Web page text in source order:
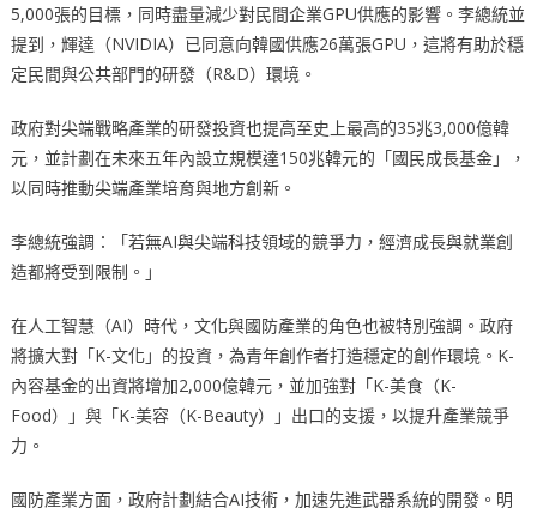
5,000張的目標，同時盡量減少對民間企業GPU供應的影響。李總統並
提到，輝達（NVIDIA）已同意向韓國供應26萬張GPU，這將有助於穩
定民間與公共部門的研發（R&D）環境。
政府對尖端戰略產業的研發投資也提高至史上最高的35兆3,000億韓
元，並計劃在未來五年內設立規模達150兆韓元的「國民成長基金」，
以同時推動尖端產業培育與地方創新。
李總統強調：「若無AI與尖端科技領域的競爭力，經濟成長與就業創
造都將受到限制。」
在人工智慧（AI）時代，文化與國防產業的角色也被特別強調。政府
將擴大對「K-文化」的投資，為青年創作者打造穩定的創作環境。K-
內容基金的出資將增加2,000億韓元，並加強對「K-美食（K-
Food）」與「K-美容（K-Beauty）」出口的支援，以提升產業競爭
力。
國防產業方面，政府計劃結合AI技術，加速先進武器系統的開發。明